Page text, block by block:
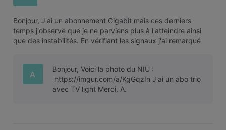
Bonjour, J'ai un abonnement Gigabit mais ces derniers
temps j'observe que je ne parviens plus à l'atteindre ainsi
que des instabilités. En vérifiant les signaux j'ai remarqué
A
Bonjour, Voici la photo du NIU :
https://imgur.com/a/KgGqzIn J'ai un abo trio
avec TV light Merci, A.